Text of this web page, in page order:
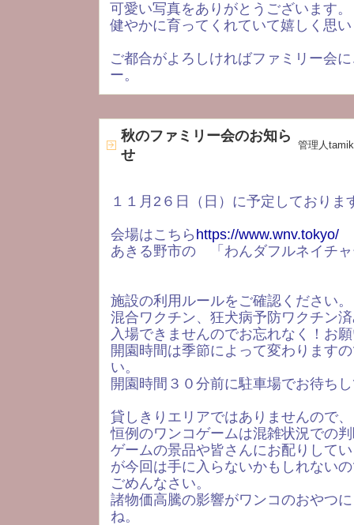
可愛い写真をありがとうございます。
健やかに育ってくれていて嬉しく思
ご都合がよろしければファミリー会
ー。
秋のファミリー会のお知ら
せ
管理人
１１月2６日（日）に予定しておりま
会場はこちら https://www.wnv.tokyo/
あきる野市の 「わんダフルネイチ
施設の利用ルールをご確認ください。
混合ワクチン、狂犬病予防ワクチン
入場できませんのでお忘れなく！お
開園時間は季節によって変わります
い。
開園時間３０分前に駐車場でお待ち
貸しきりエリアではありませんので、
恒例のワンコゲームは混雑状況での
ゲームの景品や皆さんにお配りして
が今回は手に入らないかもしれない
ごめんなさい。
諸物価高騰の影響がワンコのおやつ
ね。